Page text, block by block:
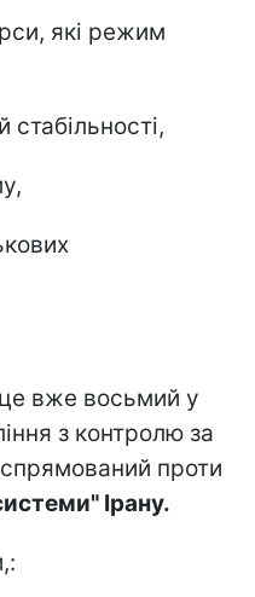
які режим
стабільності,
вже восьмий у
з контролю за
проти
Ірану.